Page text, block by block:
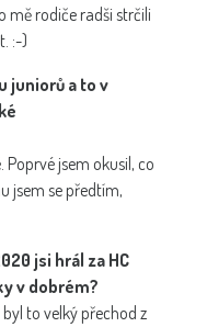
mě rodiče radši strčili
:-)
juniorů a to v
jsem okusil, co
jsem se předtím,
jsi hrál za HC
v dobrém?
to velký přechod z